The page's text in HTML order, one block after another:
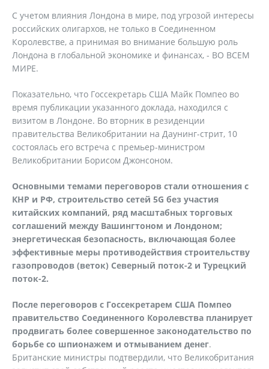
С учетом влияния Лондона в мире, под угрозой интересы
российских олигархов, не только в Соединенном
Королевстве, а принимая во внимание большую роль
Лондона в глобальной экономике и финансах, - ВО ВСЕМ
МИРЕ.
Показательно, что Госсекретарь США Майк Помпео во
время публикации указанного доклада, находился с
визитом в Лондоне. Во вторник в резиденции
правительства Великобритании на Даунинг-стрит, 10
состоялась его встреча с премьер-министром
Великобритании Борисом Джонсоном.
Основными темами переговоров стали отношения с
КНР и РФ, строительство сетей 5G без участия
китайских компаний, ряд масштабных торговых
соглашений между Вашингтоном и Лондоном;
энергетическая безопасность, включающая более
эффективные меры противодействия строительству
газопроводов (веток) Северный поток-2 и Турецкий
поток-2.
После переговоров с Госсекретарем США Помпео
правительство Соединенного Королевства планирует
продвигать более совершенное законодательство по
борьбе со шпионажем и отмыванием денег.
Британские министры подтвердили, что Великобритания